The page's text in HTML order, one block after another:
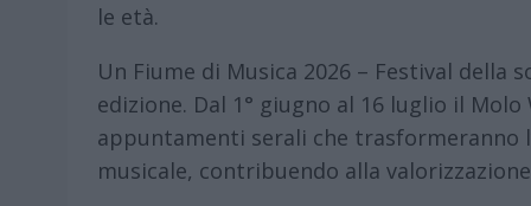
le età.
Un Fiume di Musica 2026 – Festival della
edizione. Dal 1° giugno al 16 luglio il
appuntamenti serali che trasformeranno
musicale, contribuendo alla